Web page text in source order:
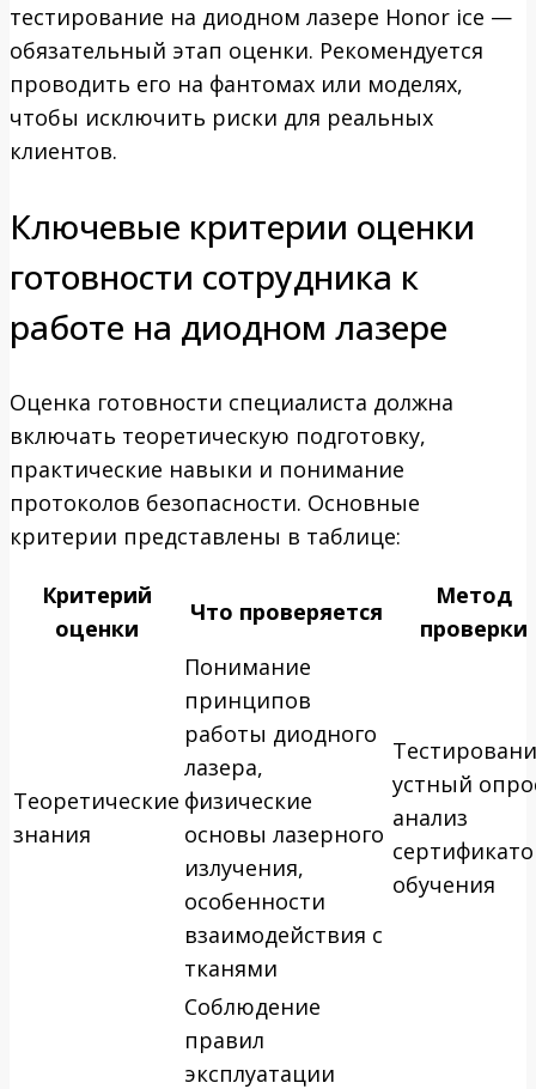
тестирование на диодном лазере Honor ice —
обязательный этап оценки. Рекомендуется
проводить его на фантомах или моделях,
чтобы исключить риски для реальных
клиентов.
Ключевые критерии оценки
готовности сотрудника к
работе на диодном лазере
Оценка готовности специалиста должна
включать теоретическую подготовку,
практические навыки и понимание
протоколов безопасности. Основные
критерии представлены в таблице:
Критерий
оценки
Что проверяется
Метод
проверки
Теоретические
знания
Понимание
принципов
работы диодного
лазера,
физические
основы лазерного
излучения,
особенности
взаимодействия с
тканями
устный
анализ
обучения
Соблюдение
правил
эксплуатации